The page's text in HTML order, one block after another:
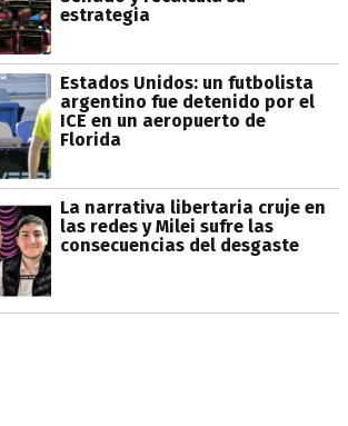
estrategia
Estados Unidos: un futbolista
argentino fue detenido por el
ICE en un aeropuerto de
Florida
La narrativa libertaria cruje en
las redes y Milei sufre las
consecuencias del desgaste